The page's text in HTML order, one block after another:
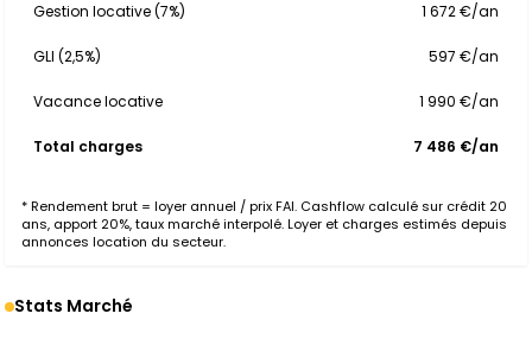
Gestion locative (7%) 1 672 €/an
GLI (2,5%) 597 €/an
Vacance locative 1 990 €/an
Total charges 7 486 €/an
* Rendement brut = loyer annuel / prix FAI. Cashflow calculé sur crédit 20
ans, apport 20%, taux marché interpolé. Loyer et charges estimés depuis
annonces location du secteur.
Stats Marché